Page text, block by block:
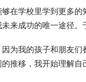
在学校里学到更多
来成功的唯一途径。
为我的孩子和朋友
推移，我开始理解自